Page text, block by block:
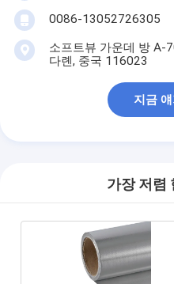
유리 섬유 절연 테이프
열 저항성 절연 테이프
알루미늄 호일 유리천 테이
포일 표정 크라프트 지
0086-13052726305
소프트뷰 가운데 방 A-
다롄, 중국 116023
지금
가장 저렴